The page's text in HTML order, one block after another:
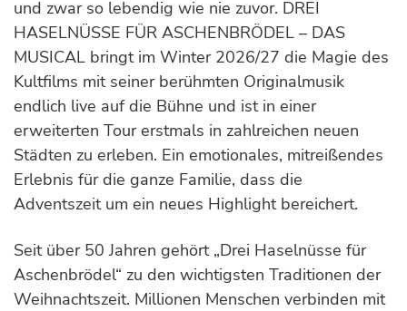
und zwar so lebendig wie nie zuvor. DREI
HASELNÜSSE FÜR ASCHENBRÖDEL – DAS
MUSICAL bringt im Winter 2026/27 die Magie des
Kultfilms mit seiner berühmten Originalmusik
endlich live auf die Bühne und ist in einer
erweiterten Tour erstmals in zahlreichen neuen
Städten zu erleben. Ein emotionales, mitreißendes
Erlebnis für die ganze Familie, dass die
Adventszeit um ein neues Highlight bereichert.
Seit über 50 Jahren gehört „Drei Haselnüsse für
Aschenbrödel“ zu den wichtigsten Traditionen der
Weihnachtszeit. Millionen Menschen verbinden mit